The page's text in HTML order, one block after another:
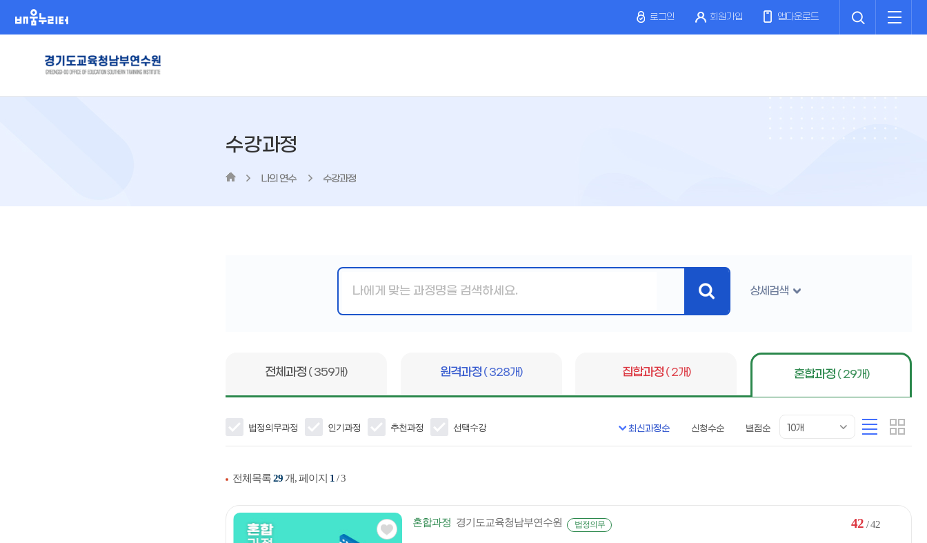
로그인 회원가입 앱다운로드
뉴
수강과정
나의 연수 수강과정
심
검
상세검색
전체과정 ( 359개) 원격과정 ( 328개) 집합과정 ( 2개) 혼합과정 ( 29개)
법정의무과정 인기과정 추천과정 선택수강 최신과정순 신청수순 별점순
목
10개
리
스
카
드
전체목록29 개, 페이지 1/ 3
혼합과정 경기도교육청남부연수원 법정의무
관심
42 / 42